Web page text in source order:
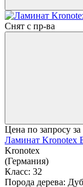
Снят с пр-ва
Цена по запросу
Ламинат Kronotex
Kronotex
(Германия)
Класс: 32
Порода дерева: Дуб